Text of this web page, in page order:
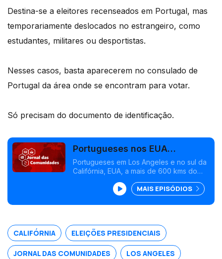
Destina-se a eleitores recenseados em Portugal, mas
temporariamente deslocados no estrangeiro, como
estudantes, militares ou desportistas.
Nesses casos, basta aparecerem no consulado de
Portugal da área onde se encontram para votar.
Só precisam do documento de identificação.
Portugueses nos EUA
procuram alternativas para
votarem
Portugueses em Los Angeles e no sul da
Califórnia, EUA, a mais de 600 kms do
votam. Procuram formas de fazer a
viagem e fazem contas. Professor Diniz
Borges homenageado na Califórnia.
MAIS EPISÓDIOS
CALIFÓRNIA ELEIÇÕES PRESIDENCIAIS
JORNAL DAS COMUNIDADES LOS ANGELES